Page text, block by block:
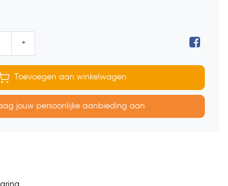
+
Toevoegen aan winkelwagen
jouw persoonlijke aanbieding aan